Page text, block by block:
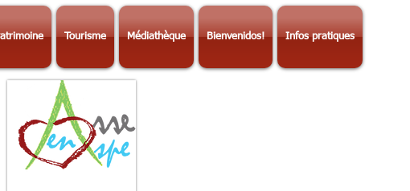
Tourisme Médiathèque Bienvenidos! Infos pratiques